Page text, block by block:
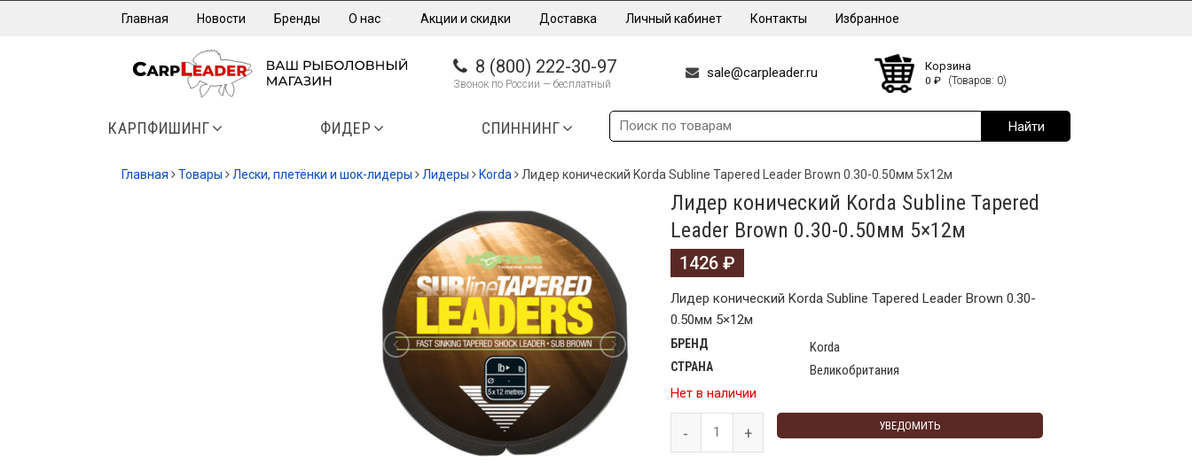
Главная Новости Бренды О нас Акции и скидки Доставка Личный кабинет Контакты Избранное
8 (800) 222-30-97
Звонок по России — бесплатный
sale@carpleader.ru Корзина
0 ₽ (Товаров: 0)
КАРПФИШИНГ ФИДЕР СПИННИНГ
Главная Товары Лески, плетёнки и шок-лидеры Лидеры Korda Лидер конический Korda Subline Tapered Leader Brown 0.30-0.50мм 5x12м
Лидер конический Korda Subline Tapered
Leader Brown 0.30-0.50мм 5×12м
1426 ₽
Лидер конический Korda Subline Tapered Leader Brown 0.30-
0.50мм 5×12м
БРЕНД Korda
СТРАНА
Великобритания
Нет в наличии
УВЕДОМИТЬ